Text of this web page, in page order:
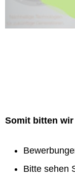
Somit bitten
Bitte sehen